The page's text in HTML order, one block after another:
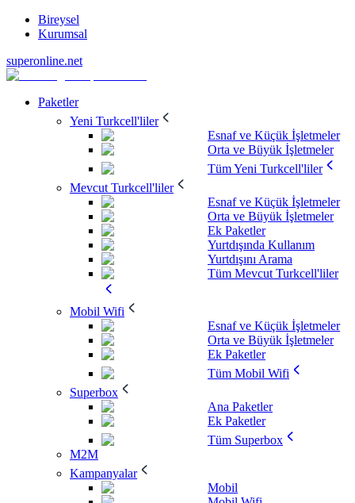
Bireysel
Kurumsal
superonline.net
Paketler
Yeni Turkcell'liler
Esnaf ve Küçük İşletmeler
Orta ve Büyük İşletmeler
Tüm Yeni Turkcell'liler
Mevcut Turkcell'liler
Esnaf ve Küçük İşletmeler
Orta ve Büyük İşletmeler
Ek Paketler
Yurtdışında Kullanım
Yurtdışını Arama
Tüm Mevcut Turkcell'liler
Mobil Wifi
Esnaf ve Küçük İşletmeler
Orta ve Büyük İşletmeler
Ek Paketler
Tüm Mobil Wifi
Superbox
Ana Paketler
Ek Paketler
Tüm Superbox
M2M
Kampanyalar
Mobil